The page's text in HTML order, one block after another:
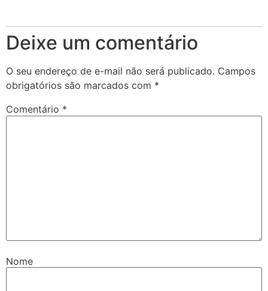
Deixe um comentário
O seu endereço de e-mail não será publicado. Campos
obrigatórios são marcados com *
Comentário *
Nome